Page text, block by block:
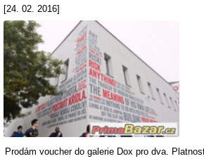
[24. 02. 2016]
Prodám voucher do galerie Dox pro dva.